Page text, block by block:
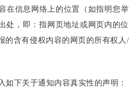
在信息网络上的位置（如指明您举
处，即：指网页地址或网页内的位
的含有侵权内容的网页的所有权人/
如下关于通知内容真实性的声明：